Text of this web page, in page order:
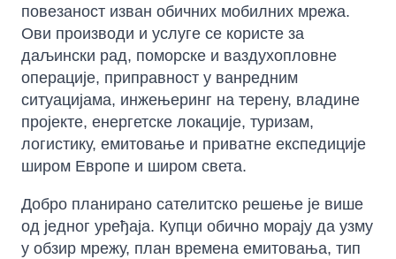
повезаност изван обичних мобилних мрежа.
Ови производи и услуге се користе за
даљински рад, поморске и ваздухопловне
операције, приправност у ванредним
ситуацијама, инжењеринг на терену, владине
пројекте, енергетске локације, туризам,
логистику, емитовање и приватне експедиције
широм Европе и широм света.
Добро планирано сателитско решење је више
од једног уређаја. Купци обично морају да узму
у обзир мрежу, план времена емитовања, тип